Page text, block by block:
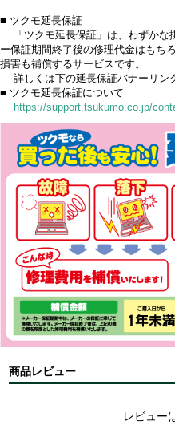
■ ツクモ延長保証
「ツクモ延長保証」は、わずかな
ー保証期間終了後の修理代金はもち
損害も補償するサービスです。
詳しくは下の延長保証バナーリン
■ ツクモ延長保証について
https://support.tsukumo.co.jp/
商品レビュー
レビュー